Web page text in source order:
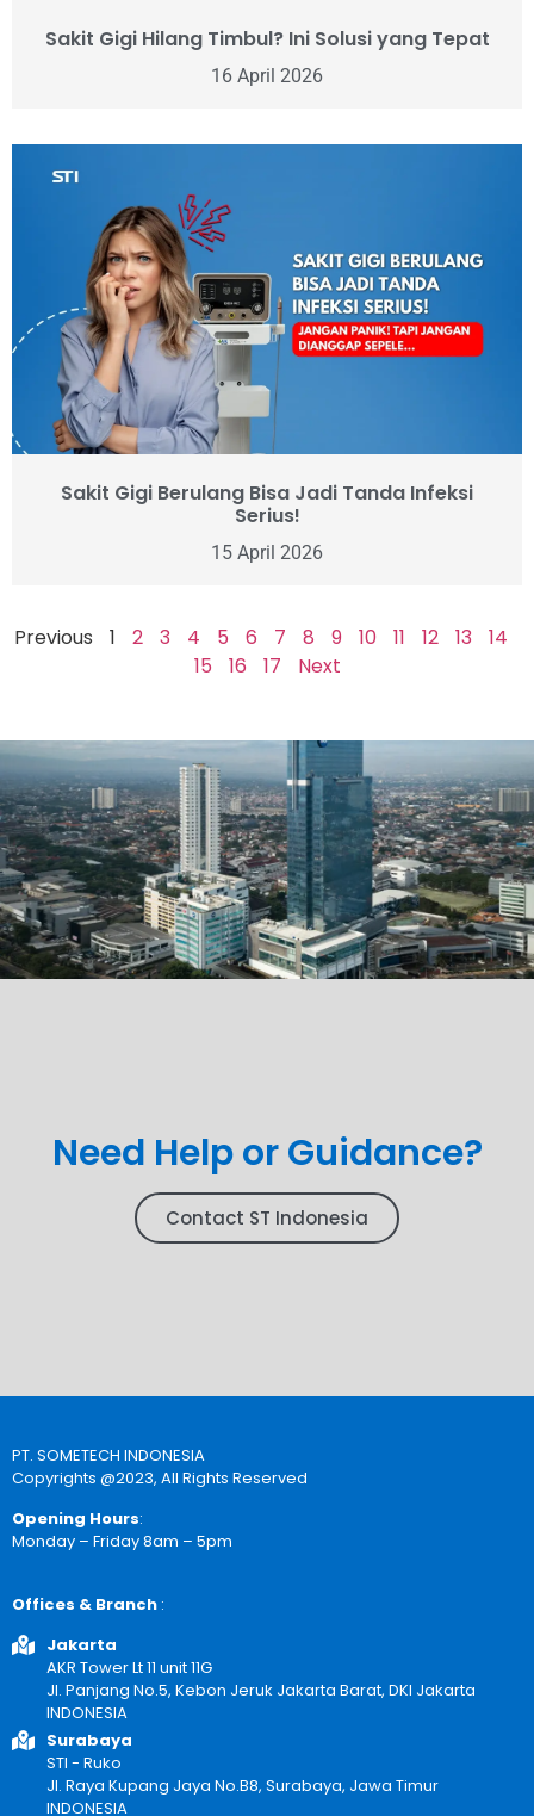
Sakit Gigi Hilang Timbul? Ini Solusi yang Tepat
16 April 2026
Sakit Gigi Berulang Bisa Jadi Tanda Infeksi
Serius!
15 April 2026
Previous 1 2 3 4 5 6 7 8 9 10 11 12 13
14
15
16 17 Next
Need Help or Guidance?
Contact ST Indonesia
PT. SOMETECH INDONESIA
Copyrights @2023, All Rights Reserved
Opening Hours:
Monday – Friday 8am – 5pm
Offices & Branch :
Jakarta
AKR Tower Lt 11 unit 11G
Jl. Panjang No.5, Kebon Jeruk Jakarta Barat, DKI Jakarta
INDONESIA
Surabaya
STI - Ruko
Jl. Raya Kupang Jaya No.B8, Surabaya, Jawa Timur
INDONESIA